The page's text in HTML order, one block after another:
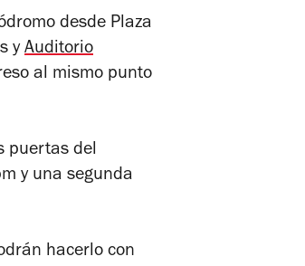
desde Plaza
y Auditorio
al mismo punto
puertas del
y una segunda
hacerlo con